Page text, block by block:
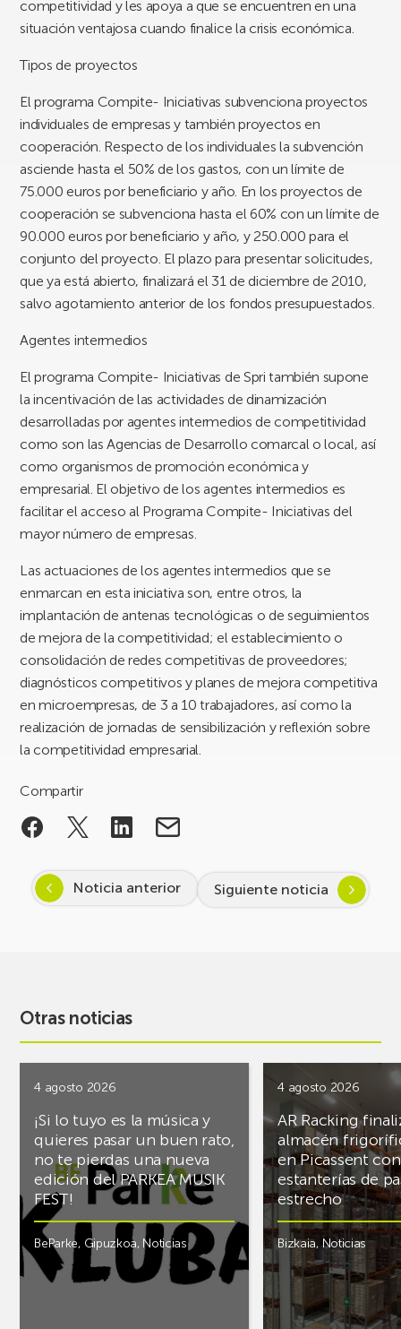
competitividad y les apoya a que se encuentren en una
situación ventajosa cuando finalice la crisis económica.
Tipos de proyectos
El programa Compite- Iniciativas subvenciona proyectos
individuales de empresas y también proyectos en
cooperación. Respecto de los individuales la subvención
asciende hasta el 50% de los gastos, con un límite de
75.000 euros por beneficiario y año. En los proyectos de
cooperación se subvenciona hasta el 60% con un límite de
90.000 euros por beneficiario y año, y 250.000 para el
conjunto del proyecto. El plazo para presentar solicitudes,
que ya está abierto, finalizará el 31 de diciembre de 2010,
salvo agotamiento anterior de los fondos presupuestados.
Agentes intermedios
El programa Compite- Iniciativas de Spri también supone
la incentivación de las actividades de dinamización
desarrolladas por agentes intermedios de competitividad
como son las Agencias de Desarrollo comarcal o local, así
como organismos de promoción económica y
empresarial. El objetivo de los agentes intermedios es
facilitar el acceso al Programa Compite- Iniciativas del
mayor número de empresas.
Las actuaciones de los agentes intermedios que se
enmarcan en esta iniciativa son, entre otros, la
implantación de antenas tecnológicas o de seguimientos
de mejora de la competitividad; el establecimiento o
consolidación de redes competitivas de proveedores;
diagnósticos competitivos y planes de mejora competitiva
en microempresas, de 3 a 10 trabajadores, así como la
realización de jornadas de sensibilización y reflexión sobre
la competitividad empresarial.
Compartir
Noticia anterior Siguiente noticia
Otras noticias
4 agosto 2026
¡Si lo tuyo es la música y
quieres pasar un buen rato,
no te pierdas una nueva
edición del PARKEA MUSIK
FEST!
BeParke, Gipuzkoa, Noticias
4 agosto 2026
AR Racking
almacén
en Picassent con
estanterías de
estrecho
Bizkaia,Noticias